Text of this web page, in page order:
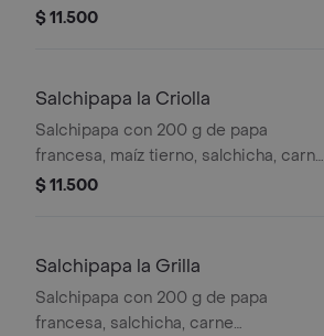
jamón en cuadritos, lechuga y salsas
$ 11.500
Salchipapa la Criolla
Salchipapa con 200 g de papa
francesa, maíz tierno, salchicha, carne
desmechada de cerdo, queso,
$ 11.500
Salchipapa la Grilla
Salchipapa con 200 g de papa
francesa, salchicha, carne